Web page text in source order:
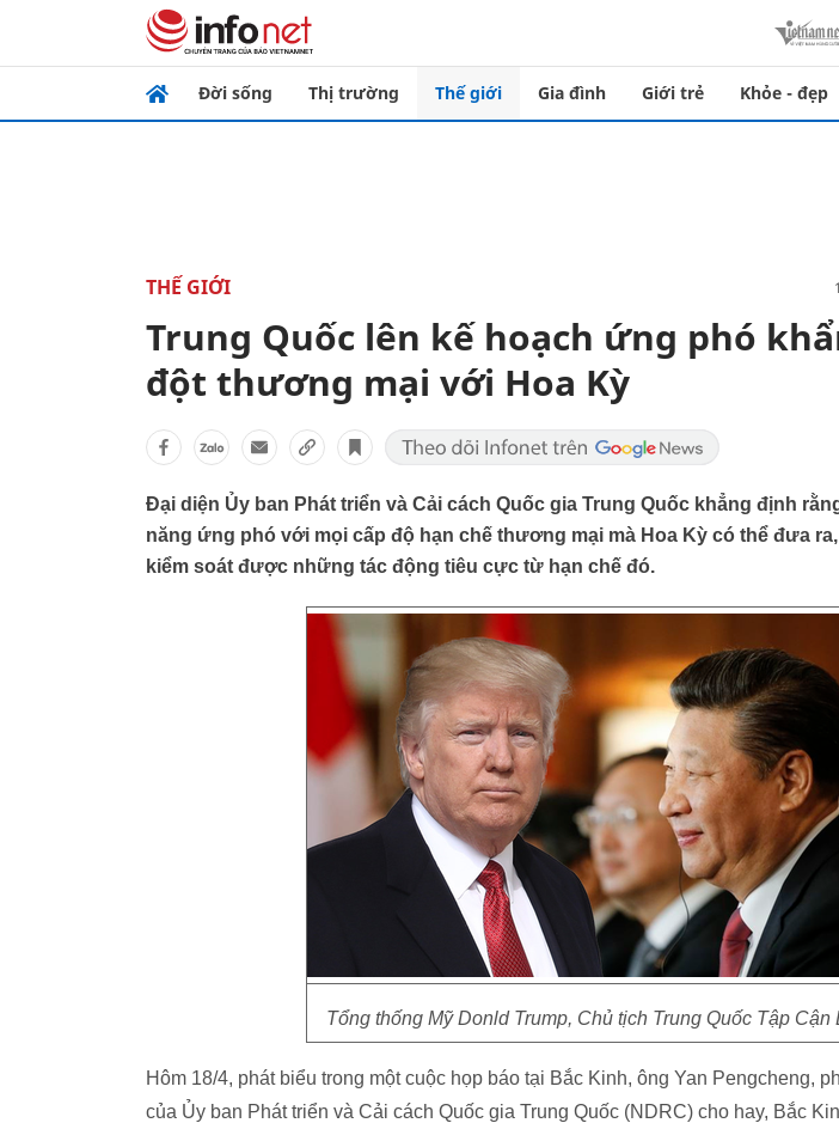
Đời sống Thị trường Thế giới Gia đình Giới trẻ Khỏe - đẹp
THẾ GIỚI
Trung Quốc lên kế hoạch ứng phó
đột thương mại với Hoa Kỳ
Đại diện Ủy ban Phát triển và Cải cách Quốc gia Trung Quốc khẳng định
năng ứng phó với mọi cấp độ hạn chế thương mại mà Hoa Kỳ có thể đưa
kiểm soát được những tác động tiêu cực từ hạn chế đó.
Tổng thống Mỹ Donld Trump, Chủ tịch Trung Quốc Tập Cận
Hôm 18/4, phát biểu trong một cuộc họp báo tại Bắc Kinh, ông Yan Pengcheng,
của Ủy ban Phát triển và Cải cách Quốc gia Trung Quốc (NDRC) cho hay, Bắc